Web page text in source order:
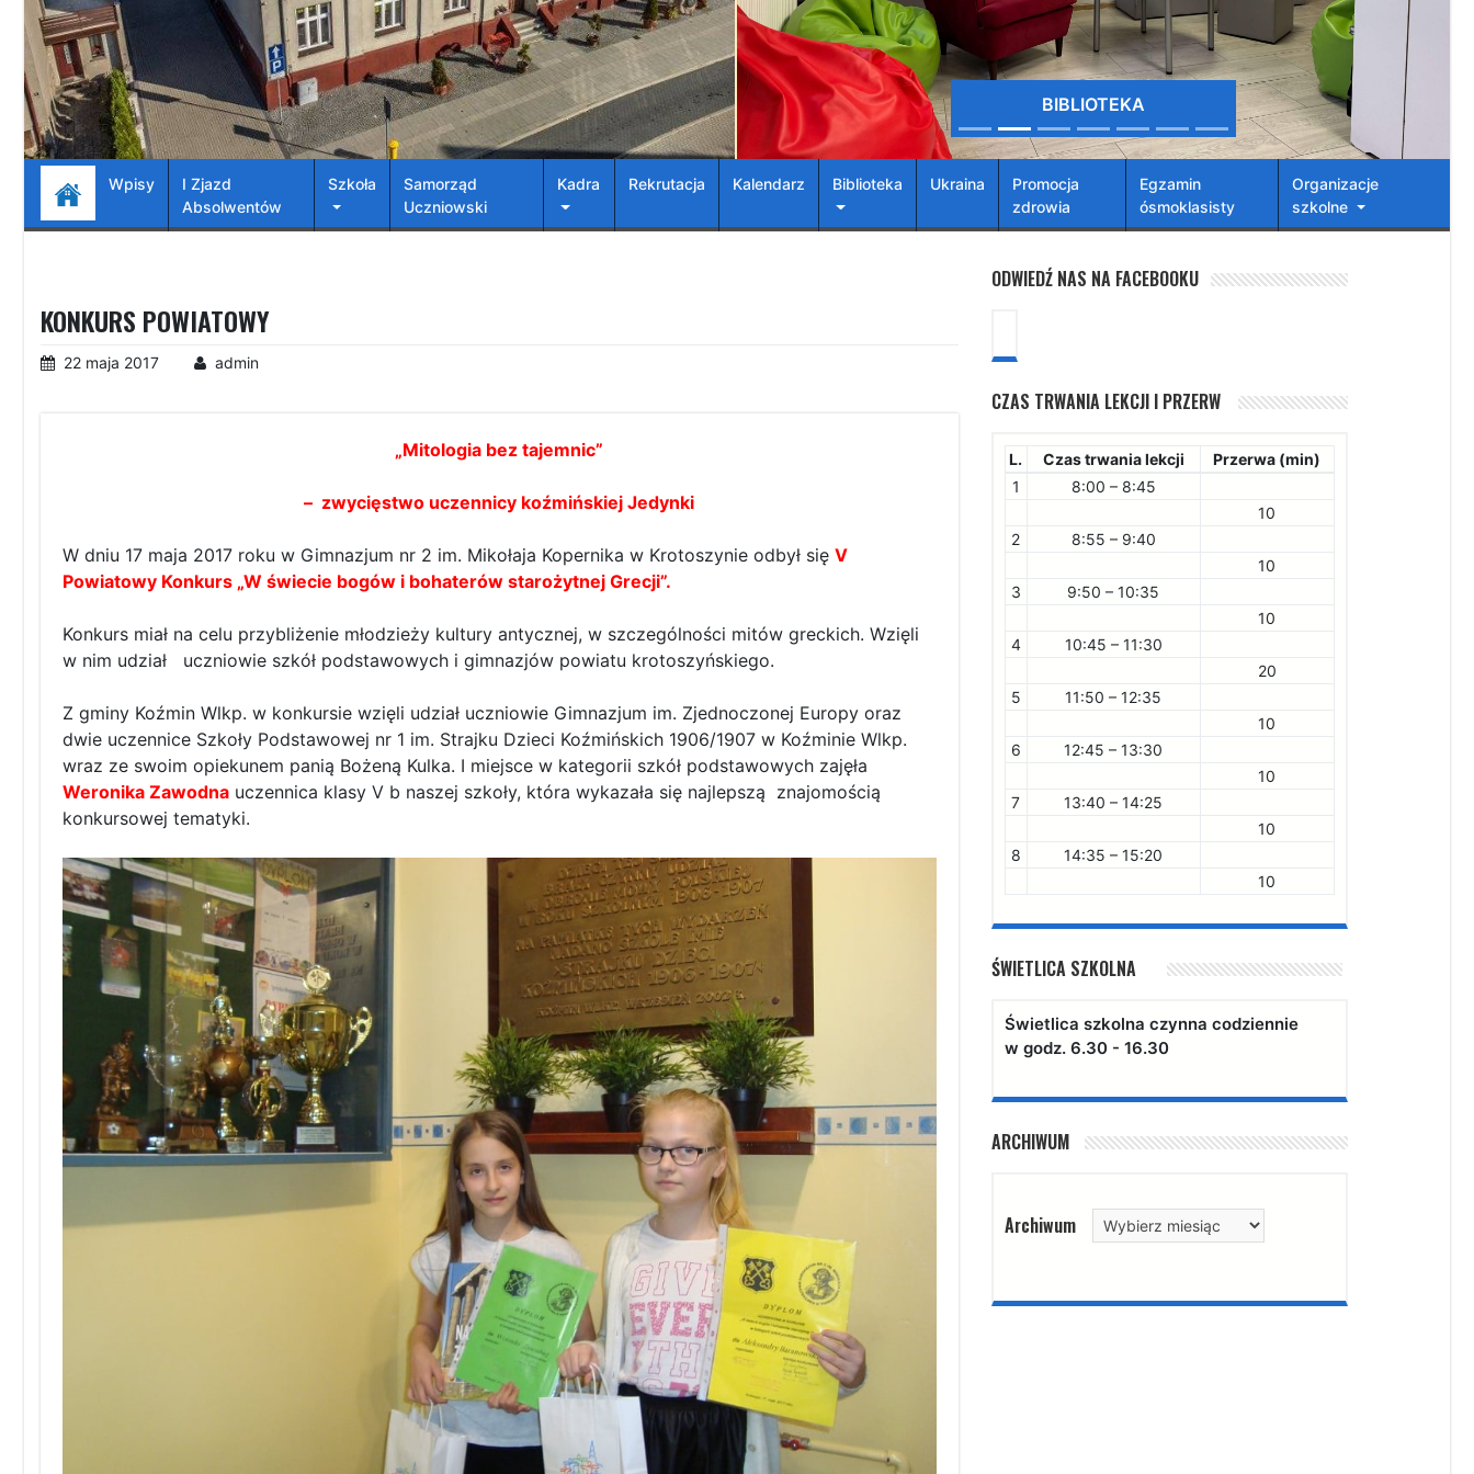
BIBLIOTEKA
Wpisy
I Zjazd
Absolwentów
Szkoła
Samorząd
Uczniowski
Kadra Rekrutacja Kalendarz Biblioteka Ukraina
Promocja
zdrowia
Egzamin
ósmoklasisty
Organizacje
szkolne
KONKURS POWIATOWY
22 maja 2017 admin
„Mitologia bez tajemnic”
– zwycięstwo uczennicy koźmińskiej Jedynki
W dniu 17 maja 2017 roku w Gimnazjum nr 2 im. Mikołaja Kopernika w Krotoszynie odbył się V
Powiatowy Konkurs „W świecie bogów i bohaterów starożytnej Grecji”.
Konkurs miał na celu przybliżenie młodzieży kultury antycznej, w szczególności mitów greckich. Wzięli
w nim udział uczniowie szkół podstawowych i gimnazjów powiatu krotoszyńskiego.
Z gminy Koźmin Wlkp. w konkursie wzięli udział uczniowie Gimnazjum im. Zjednoczonej Europy oraz
dwie uczennice Szkoły Podstawowej nr 1 im. Strajku Dzieci Koźmińskich 1906/1907 w Koźminie Wlkp.
wraz ze swoim opiekunem panią Bożeną Kulka. I miejsce w kategorii szkół podstawowych zajęła
Weronika Zawodna uczennica klasy V b naszej szkoły, która wykazała się najlepszą znajomością
konkursowej tematyki.
ODWIEDŹ NAS NA FACEBOOKU
CZAS TRWANIA LEKCJI I PRZERW
L. Czas trwania lekcji
Przerwa (min)
1
8:00 – 8:45
10
2
8:55 – 9:40
10
3
9:50 – 10:35
10
4
10:45 – 11:30
20
5
11:50 – 12:35
10
6
12:45 – 13:30
10
7
13:40 – 14:25
10
8
14:35 – 15:20
10
ŚWIETLICA SZKOLNA
Świetlica szkolna czynna codziennie
w godz. 6.30 - 16.30
ARCHIWUM
Archiwum